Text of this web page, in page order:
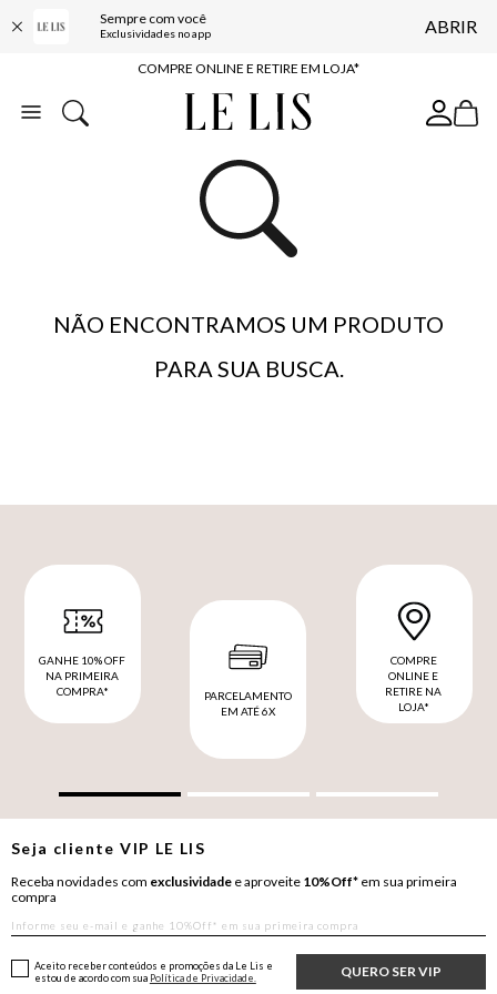
Sempre com você
Exclusividades no app ABRIR
10% OFF NA PRIMEIRA COMPRA*
COMPRE ONLINE E RETIRE EM LOJA*
ENTREGA EXPRESSA*
BAIXE O APP
10% OFF NA PRIMEIRA COMPRA*
NÃO ENCONTRAMOS UM PRODUTO
PARA SUA BUSCA.
GANHE 10% OFF
NA PRIMEIRA
COMPRA*
PARCELAMENTO
EM ATÉ 6X
COMPRE
ONLINE E
RETIRE NA
LOJA*
Seja clienteVIP LE LIS
Receba novidades com exclusividade e aproveite 10%Off* em sua primeira
compra
QUERO SER VIP
Aceito receber conteúdos e promoções da Le Lis e
estou de acordo com sua Política de Privacidade.